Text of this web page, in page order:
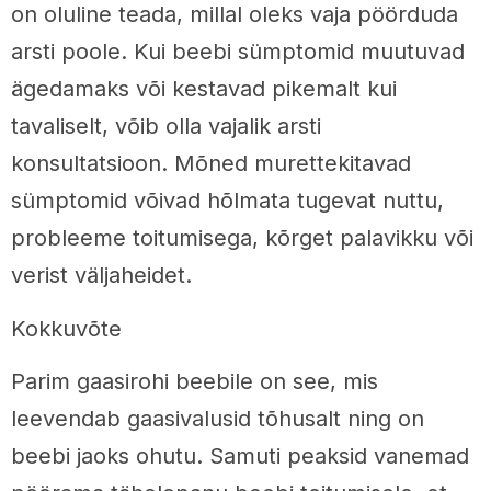
on oluline teada, millal oleks vaja pöörduda
arsti poole. Kui beebi sümptomid muutuvad
ägedamaks või kestavad pikemalt kui
tavaliselt, võib olla vajalik arsti
konsultatsioon. Mõned murettekitavad
sümptomid võivad hõlmata tugevat nuttu,
probleeme toitumisega, kõrget palavikku või
verist väljaheidet.
Kokkuvõte
Parim gaasirohi beebile on see, mis
leevendab gaasivalusid tõhusalt ning on
beebi jaoks ohutu. Samuti peaksid vanemad